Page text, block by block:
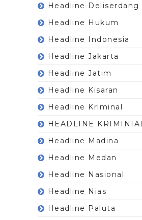
Headline Deliserdang
Headline Hukum
Headline Indonesia
Headline Jakarta
Headline Jatim
Headline Kisaran
Headline Kriminal
HEADLINE KRIMINIAL
Headline Madina
Headline Medan
Headline Nasional
Headline Nias
Headline Paluta